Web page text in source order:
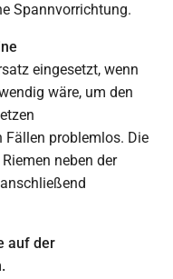
Spannvorrichtung.
eingesetzt, wenn
wäre, um den
Fällen problemlos. Die
neben der
auf der